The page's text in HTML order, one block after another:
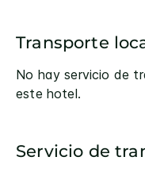
Transporte
No hay servicio de
este hotel.
Servicio de